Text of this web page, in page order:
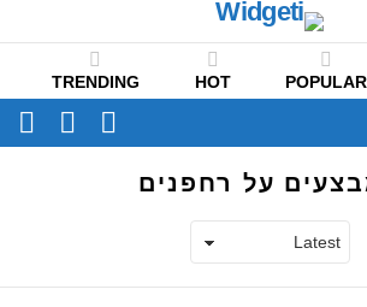
POPULAR
HOT
TRENDING
SWITCH
SKIN
על רחפנים